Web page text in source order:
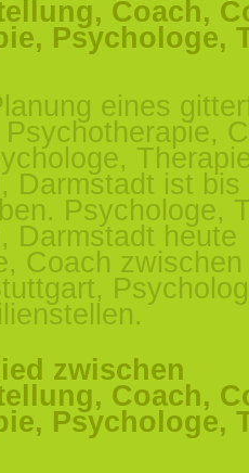
Coach,
Psychologe,
eines
Darmstadt ist bis
Psychologe,
Darmstadt heute
Coach
zwischen
Coach,
Psychologe,